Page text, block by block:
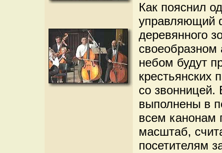
Как пояснил
управляющий
деревянного
своеобразном
небом будут
крестьянских
со звонницей.
выполнены в
всем канонам
масштаб,
посетителям